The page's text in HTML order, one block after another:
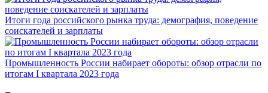
Итоги года российского рынка труда: демография, поведение
соискателей и зарплаты
Промышленность России набирает обороты: обзор отрасли по
итогам I квартала 2023 года